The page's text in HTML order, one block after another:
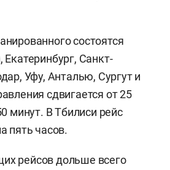
состоятся
Санкт-
Уфу, Анталью, Сургут и
сдвигается от 25
минут. В Тбилиси рейс
пять часов.
рейсов дольше всего